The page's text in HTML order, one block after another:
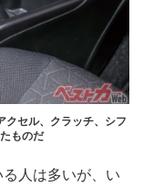
クセル、クラッチ、シフ
ものだ
人は多いが、い